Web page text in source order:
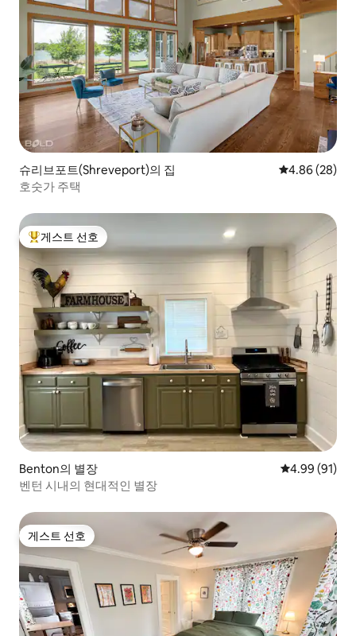
슈리브포트(Shreveport)의 집 평점 4.86점(5
4.86 (28)
호숫가 주택
상위 게스트 선호
게스트 선호
Benton의 별장 평점 4.99점(5
4.99 (91)
벤턴 시내의 현대적인 별장
게스트 선호
게스트 선호